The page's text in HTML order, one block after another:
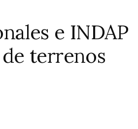
e INDAP
terrenos